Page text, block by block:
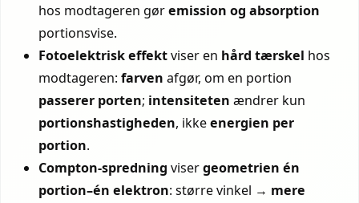
hos modtageren gøremission og absorption
portionsvise.
Fotoelektrisk effektviser en hård tærskel hos
modtageren:farven afgør, om en portion
passerer porten; intensiteten ændrer kun
portionshastigheden, ikkeenergien per
portion.
Compton-spredning visergeometrien én
portion–én elektron: større vinkel → mere